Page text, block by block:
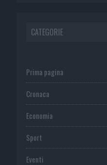
CATEGORIE
Prima pagina
Cronaca
Economia
Sport
Eventi